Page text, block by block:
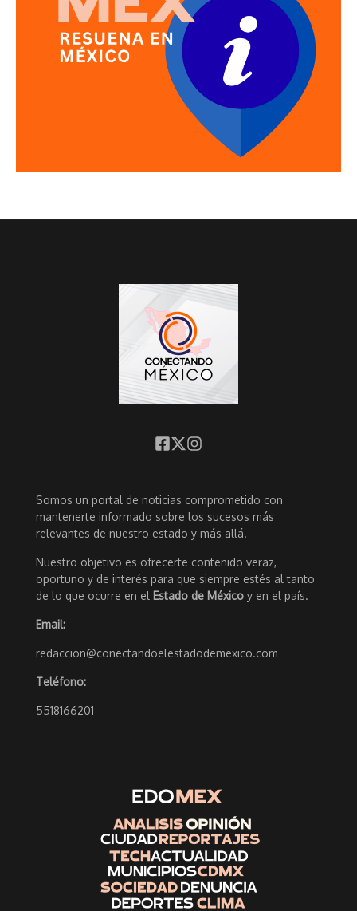
Somos un portal de noticias comprometido con
mantenerte informado sobre los sucesos más
relevantes de nuestro estado y más allá.
Nuestro objetivo es ofrecerte contenido veraz,
oportuno y de interés para que siempre estés al tanto
de lo que ocurre en el Estado de México y en el país.
Email:
redaccion@conectandoelestadodemexico.com
Teléfono:
5518166201